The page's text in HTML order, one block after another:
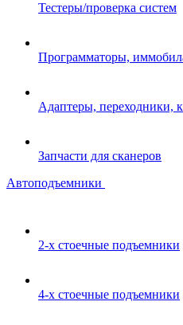
Тестеры/проверка систем
Программаторы,
Адаптеры, переходники,
Запчасти для сканеров
Автоподъемники
2-х стоечные подъемники
4-х стоечные подъемники